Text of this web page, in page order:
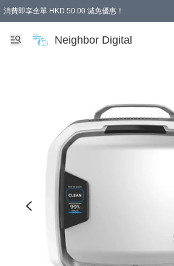
消費即享全單 HKD 50.00 減免優惠！
Neighbor Digital